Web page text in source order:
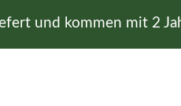
und kommen mit 2